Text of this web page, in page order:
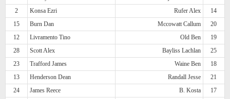
2
Konsa Ezri Rufer Alex
14
15
Burn Dan Mccowatt Callum
20
12
Livramento Tino Old Ben
19
28
Scott Alex Bayliss Lachlan
25
23
Trafford James Waine Ben
18
13
Henderson Dean Randall Jesse
21
24
James Reece B. Kosta
17